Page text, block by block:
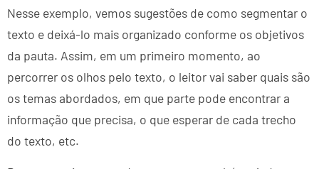
Nesse exemplo, vemos sugestões de como segmentar o
texto e deixá-lo mais organizado conforme os objetivos
da pauta. Assim, em um primeiro momento, ao
percorrer os olhos pelo texto, o leitor vai saber quais são
os temas abordados, em que parte pode encontrar a
informação que precisa, o que esperar de cada trecho
do texto, etc.